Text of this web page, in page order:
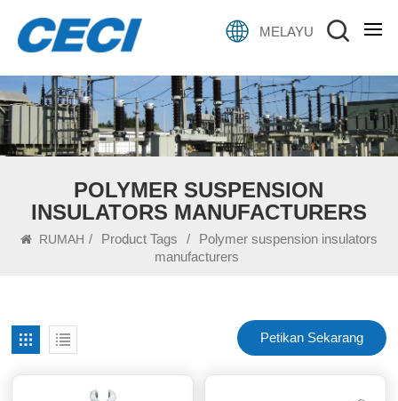
MELAYU
POLYMER SUSPENSION
INSULATORS MANUFACTURERS
RUMAH / Product Tags /
Polymer suspension insulators
manufacturers
Petikan Sekarang